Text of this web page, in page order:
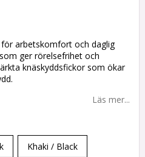
arbetskomfort och daglig
ger rörelsefrihet och
knäskyddsfickor som ökar
Läs mer...
Khaki / Black